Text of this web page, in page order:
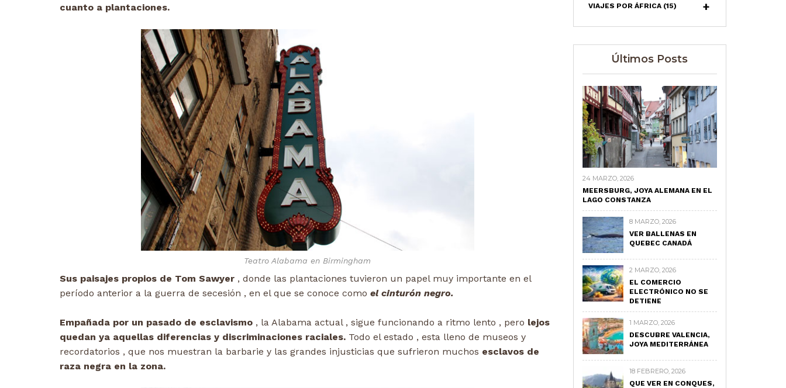
cuanto a plantaciones.
Teatro Alabama en Birmingham
Sus paisajes propios de Tom Sawyer , donde las plantaciones tuvieron un papel muy importante en el
período anterior a la guerra de secesión , en el que se conoce como el cinturón negro.
Empañada por un pasado de esclavismo , la Alabama actual , sigue funcionando a ritmo lento , pero lejos
quedan ya aquellas diferencias y discriminaciones raciales. Todo el estado , esta lleno de museos y
recordatorios , que nos muestran la barbarie y las grandes injusticias que sufrieron muchos esclavos de
raza negra en la zona.
VIAJES POR ÁFRICA (15)
Últimos Posts
24 MARZO, 2026
MEERSBURG, JOYA ALEMANA EN EL
LAGO CONSTANZA
8 MARZO, 2026
VER BALLENAS EN
QUEBEC CANADÁ
2 MARZO, 2026
EL COMERCIO
ELECTRÓNICO NO SE
DETIENE
1 MARZO, 2026
DESCUBRE VALENCIA,
JOYA MEDITERRÁNEA
18 FEBRERO, 2026
QUE VER EN CONQUES,